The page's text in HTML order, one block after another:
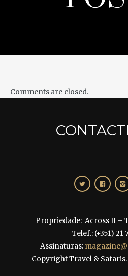
Comments are closed.